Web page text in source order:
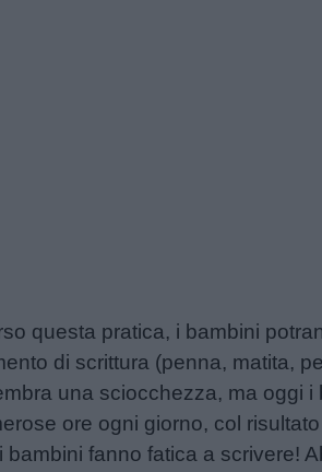
questa pratica, i bambini
di scrittura (penna, matita,
una sciocchezza, ma oggi
ore ogni giorno, col
fanno fatica a scrivere!